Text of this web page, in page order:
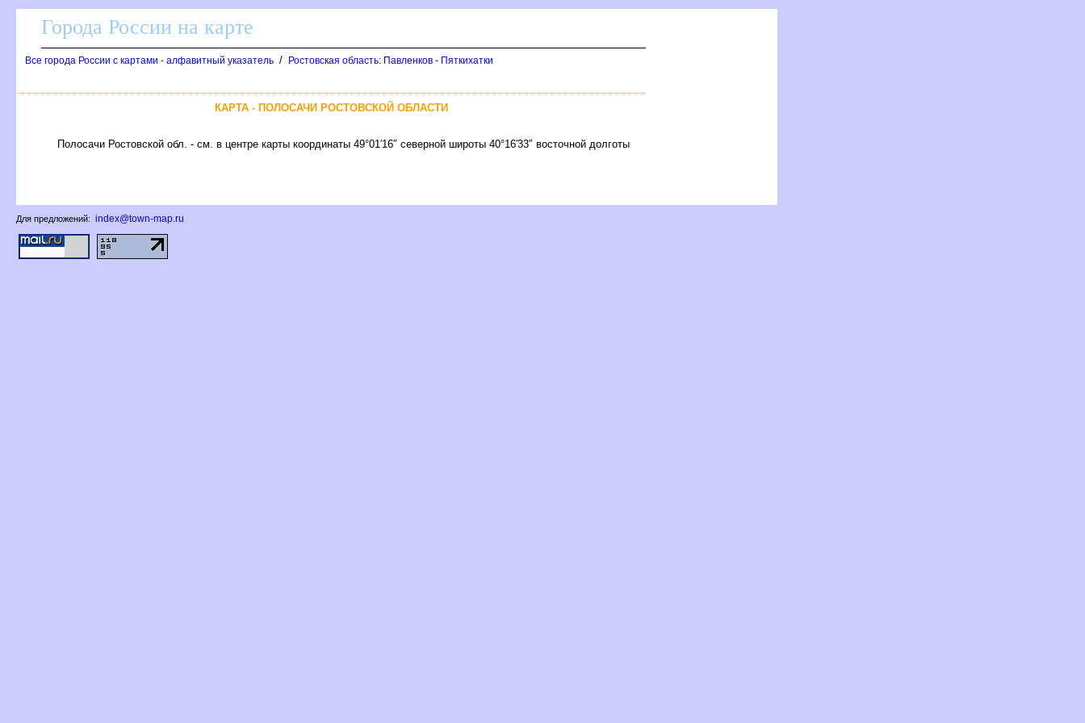
Города России на карте
се города России с картами - алфавитный указатель / Ростовская область: Павленков - Пяткихатки
КАРТА - ПОЛОСАЧИ РОСТОВСКОЙ ОБЛАСТИ
Полосачи Ростовской обл. - см. в центре карты координаты 49°01′16″ северной широты 40°16′33″ восточной долготы
Для предложений: index@town-map.ru